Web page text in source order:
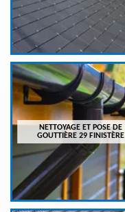
NETTOYAGE ET POSE DE
GOUTTIÈRE 29 FINISTÈRE